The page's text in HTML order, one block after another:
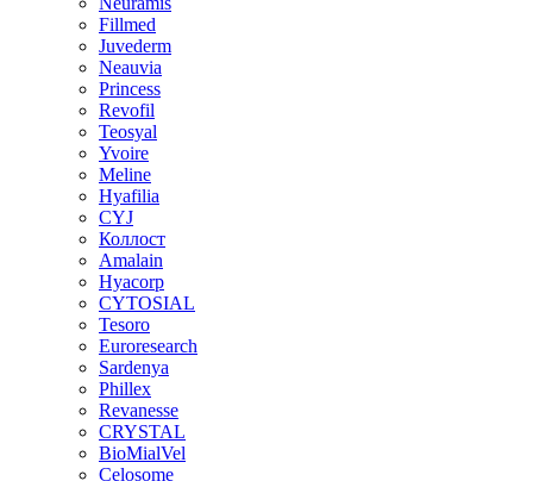
Fillmed
Juvederm
Neauvia
Princess
Revofil
Teosyal
Yvoire
Meline
Hyafilia
CYJ
Коллост
Amalain
Hyacorp
CYTOSIAL
Tesoro
Euroresearch
Sardenya
Phillex
Revanesse
CRYSTAL
BioMialVel
Celosome